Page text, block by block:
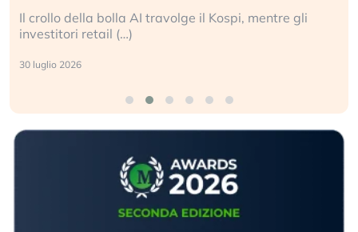
La ricchezza mondiale cresce, ma è sempre più
sganciata dall’economia reale. (…)
24 luglio 2026